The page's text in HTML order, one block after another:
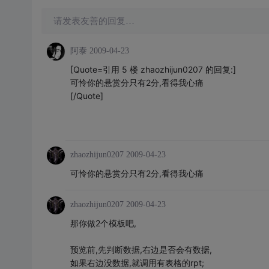
请发表友善的回复…
阿泰 2009-04-23
[Quote=引用 5 楼 zhaozhijun0207 的回复:]
可怜你的悬赏分只有2分,看得我心痛
[/Quote]
zhaozhijun0207 2009-04-23
可怜你的悬赏分只有2分,看得我心痛
zhaozhijun0207 2009-04-23
那你做2个模板吧,
预览前,先判断数据,右边是否会有数据,
如果右边没数据,就调用有表格的rpt;